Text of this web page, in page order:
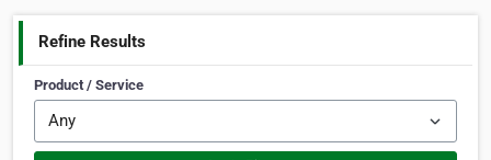
Refine Results
Product / Service